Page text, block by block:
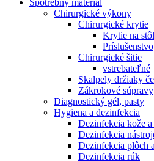
Chirurgické výkony
Chirurgické krytie
Krytie na stôl
Príslušenstvo
Chirurgické šitie
vstrebateľné
Skalpely držiaky
Zákrokové súpravy
Diagnostický gél, pasty
Hygiena a dezinfekcia
Dezinfekcia kože a
Dezinfekcia
Dezinfekcia plôch
Dezinfekcia rúk